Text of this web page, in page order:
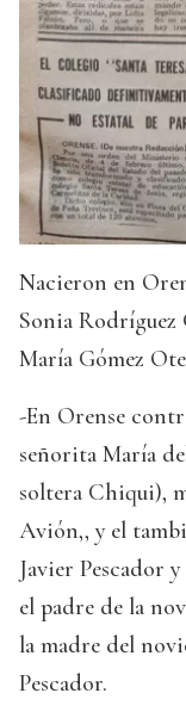
Nacieron en
Sonia Rodríguez
María Gómez
-En Orense
señorita María
soltera Chiqui),
Avión,, y el
Javier Pescador
el padre de la
la madre del
Pescador.